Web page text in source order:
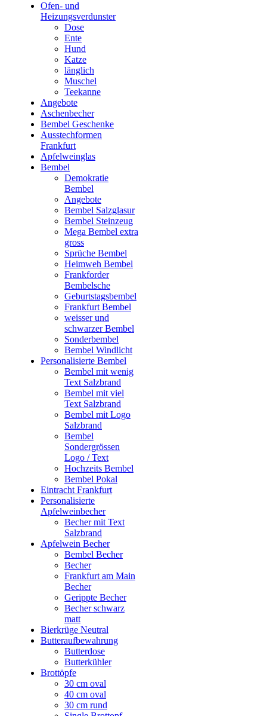
Ofen- und
Heizungsverdunster
Dose
Ente
Hund
Katze
länglich
Muschel
Teekanne
Angebote
Aschenbecher
Bembel Geschenke
Ausstechformen
Frankfurt
Apfelweinglas
Bembel
Demokratie
Bembel
Angebote
Bembel Salzglasur
Bembel Steinzeug
Mega Bembel extra
gross
Sprüche Bembel
Heimweh Bembel
Frankforder
Bembelsche
Geburtstagsbembel
Frankfurt Bembel
weisser und
schwarzer Bembel
Sonderbembel
Bembel Windlicht
Personalisierte Bembel
Bembel mit wenig
Text Salzbrand
Bembel mit viel
Text Salzbrand
Bembel mit Logo
Salzbrand
Bembel
Sondergrössen
Logo / Text
Hochzeits Bembel
Bembel Pokal
Eintracht Frankfurt
Personalisierte
Apfelweinbecher
Becher mit Text
Salzbrand
Apfelwein Becher
Bembel Becher
Becher
Frankfurt am Main
Becher
Gerippte Becher
Becher schwarz
matt
Bierkrüge Neutral
Butteraufbewahrung
Butterdose
Butterkühler
Brottöpfe
30 cm oval
40 cm oval
30 cm rund